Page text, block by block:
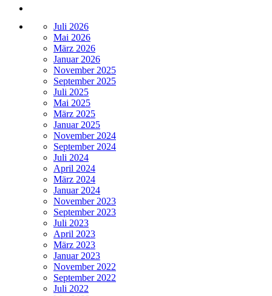
Juli 2026
Mai 2026
März 2026
Januar 2026
November 2025
September 2025
Juli 2025
Mai 2025
März 2025
Januar 2025
November 2024
September 2024
Juli 2024
April 2024
März 2024
Januar 2024
November 2023
September 2023
Juli 2023
April 2023
März 2023
Januar 2023
November 2022
September 2022
Juli 2022